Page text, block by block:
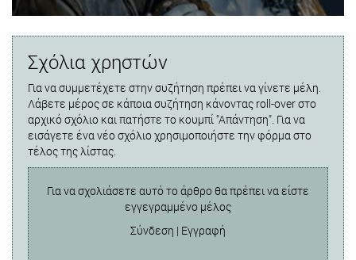
Σχόλια χρηστών
Για να συμμετέχετε στην συζήτηση πρέπει να γίνετε μέλη.
Λάβετε μέρος σε κάποια συζήτηση κάνοντας roll-over στο
αρχικό σχόλιο και πατήστε το κουμπί "Απάντηση". Για να
εισάγετε ένα νέο σχόλιο χρησιμοποιήστε την φόρμα στο
τέλος της λίστας.
Για να σχολιάσετε αυτό το άρθρο θα πρέπει να είστε
εγγεγραμμένο μέλος
Σύνδεση | Εγγραφή